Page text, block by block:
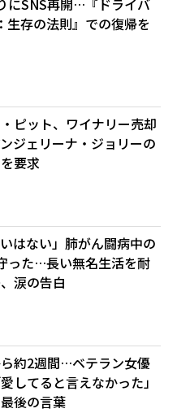
にSNS再開…『ドライバ
生存の法則』での復帰を
ピット、ワイナリー売却
ジェリーナ・ジョリーの
要求
いはない」肺がん闘病中の
った…長い無名生活を耐
涙の告白
約2週間…ベテラン女優
してると言えなかった」
後の言葉